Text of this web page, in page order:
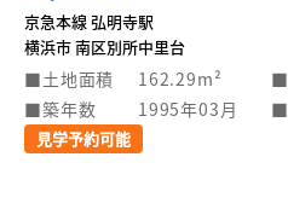
京急本線 弘明寺駅
横浜市 南区別所中里台
土地面積 162.29m²
築年数
1995年03月
見学予約可能